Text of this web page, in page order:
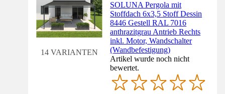
14 VARIANTEN
SOLUNA Pergola mit
Stoffdach 6x3,5 Stoff Dessin
8446 Gestell RAL 7016
anthrazitgrau Antrieb Rechts
inkl. Motor, Wandschalter
(Wandbefestigung)
Artikel wurde noch nicht
bewertet.